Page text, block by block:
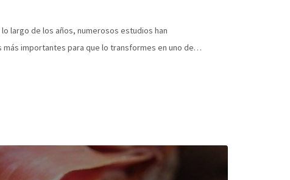
largo de los años, numerosos estudios han
importantes para que lo transformes en uno de…